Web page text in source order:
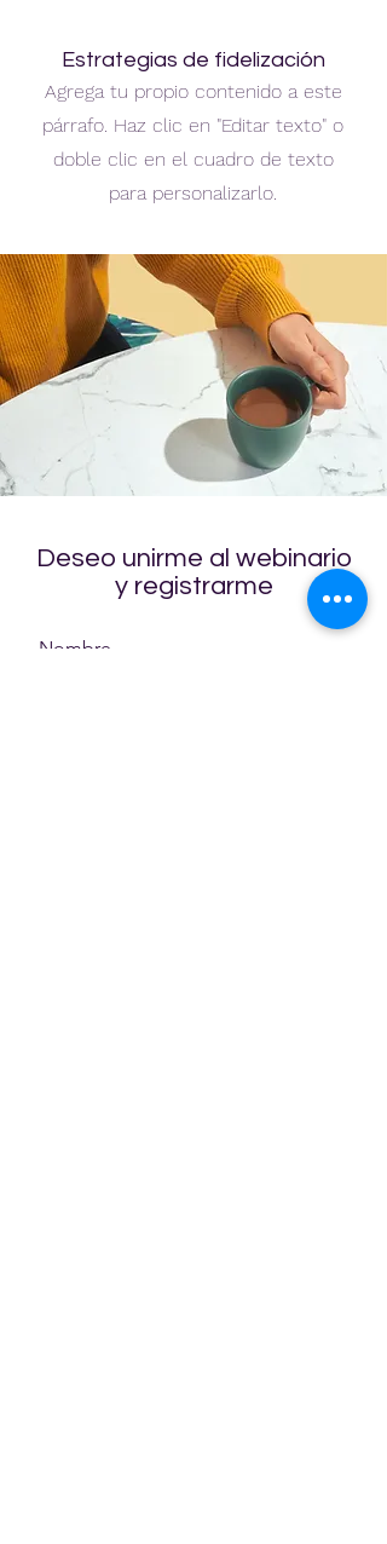
Estrategias de fidelización
Agrega tu propio contenido a este
párrafo. Haz clic en "Editar texto" o
doble clic en el cuadro de texto
para personalizarlo.
Deseo unirme al webinario
y registrarme
Nombre